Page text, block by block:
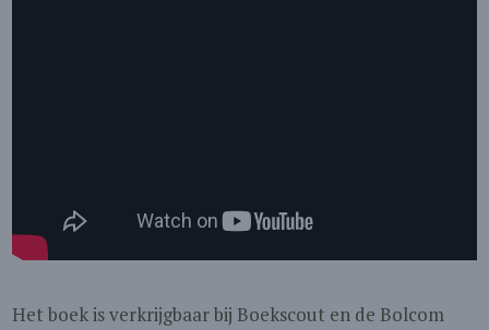
Het boek is verkrijgbaar bij Boekscout en de Bolcom